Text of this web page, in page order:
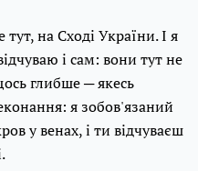
на Сході України. І я
і сам: вони тут не
глибше ─ якесь
я зобов'язаний
у венах, і ти відчуваєш